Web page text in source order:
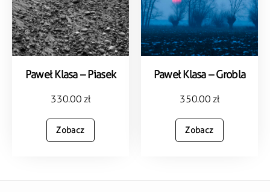
Paweł Klasa – Piasek
330.00zł
Zobacz
Paweł Klasa – Grobla
350.00zł
Zobacz